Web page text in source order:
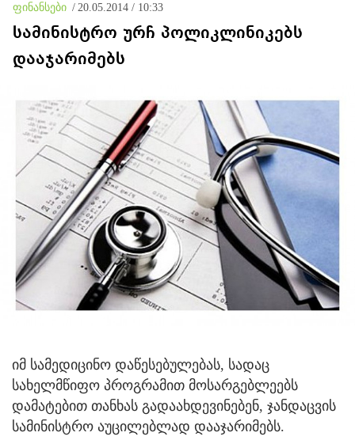
ფინანსები / 20.05.2014 / 10:33
სამინისტრო ურჩ პოლიკლინიკებს
დააჯარიმებს
იმ სამედიცინო დაწესებულებას, სადაც
სახელმწიფო პროგრამით მოსარგებლეებს
დამატებით თანხას გადაახდევინებენ, ჯანდაცვის
სამინისტრო აუცილებლად დააჯარიმებს.